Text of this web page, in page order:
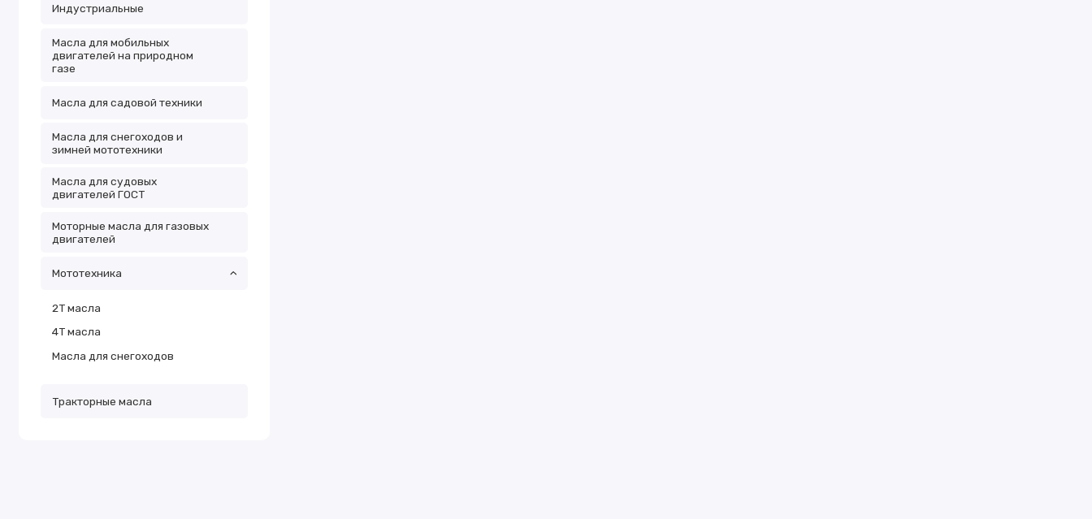
Индустриальные
Масла для мобильных
двигателей на природном
газе
Масла для садовой техники
Масла для снегоходов и
зимней мототехники
Масла для судовых
двигателей ГОСТ
Моторные масла для газовых
двигателей
Мототехника
2Т масла
4Т масла
Масла для снегоходов
Тракторные масла